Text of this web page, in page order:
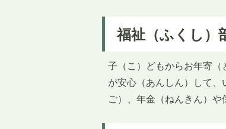
福祉（ふくし）
子（こ）どもからお年寄
が安心（あんしん）して
ご）、年金（ねんきん）や